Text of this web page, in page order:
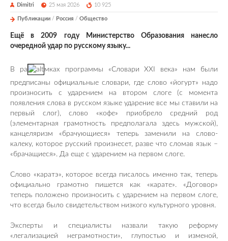
Dimitri 25 мая 2026 10 925
Публикации / Россия / Общество
Ещё в 2009 году Министерство Образования нанесло
очередной удар по русскому языку...
В ра
мках программы «Словари XXI века» нам были
предписаны официальные словари, где слово «йогурт» надо
произносить с ударением на втором слоге (с момента
появления слова в русском языке ударение все мы ставили на
первый слог), слово «кофе» приобрело средний род
(элементарная грамотность предполагала здесь мужской),
канцеляризм «брачующиеся» теперь заменили на слово-
калеку, которое русский произнесет, разве что сломав язык –
«брачащиеся». Да еще с ударением на первом слоге.
Слово «каратэ», которое всегда писалось именно так, теперь
официально грамотно пишется как «карате». «Договор»
теперь положено произносить с ударением на первом слоге,
что всегда было свидетельством низкого культурного уровня.
Эксперты и специалисты назвали такую реформу
«легализацией неграмотности», глупостью и изменой,